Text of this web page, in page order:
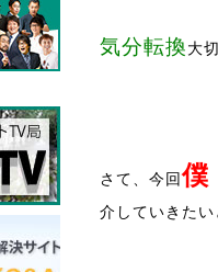
気分転換大
さて、今回僕
介していきたい